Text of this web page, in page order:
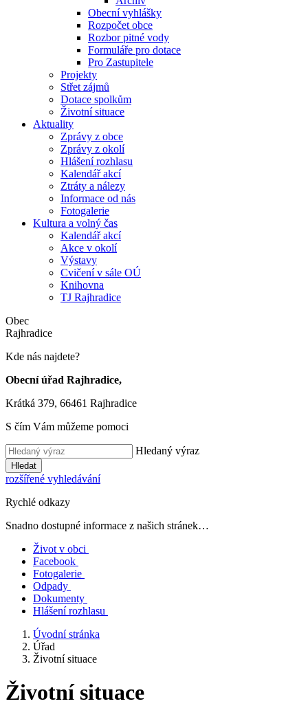
Obecní vyhlášky
Rozpočet obce
Rozbor pitné vody
Formuláře pro dotace
Pro Zastupitele
Projekty
Střet zájmů
Dotace spolkům
Životní situace
Aktuality
Zprávy z obce
Zprávy z okolí
Hlášení rozhlasu
Kalendář akcí
Ztráty a nálezy
Informace od nás
Fotogalerie
Kultura a volný čas
Kalendář akcí
Akce v okolí
Výstavy
Cvičení v sále OÚ
Knihovna
TJ Rajhradice
Obec
Rajhradice
Kde nás najdete?
Obecní úřad Rajhradice,
Krátká 379, 66461 Rajhradice
S čím Vám můžeme pomoci
Hledaný výraz
Hledat
rozšířené vyhledávání
Rychlé odkazy
Snadno dostupné informace z našich stránek…
Život v obci
Facebook
Fotogalerie
Odpady
Dokumenty
Hlášení rozhlasu
Úvodní stránka
Úřad
Životní situace
Životní situace